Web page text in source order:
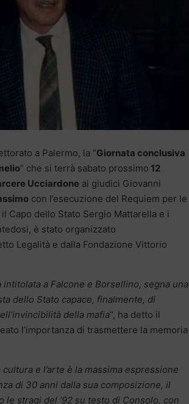
a Palermo, la “Giornata conclusiva
” che si terrà sabato prossimo 12
Ucciardone ai giudici Giovanni
con l’esecuzione del Requiem per le
Capo dello Stato Sergio Mattarella e i
è stato organizzato
Legalità e dalla Fondazione Vittorio
a Falcone e Borsellino, segna una
dello Stato capace, finalmente, di
della mafia“, ha detto il
l’importanza di trasmettere la memoria
e l’arte è la massima espressione
di 30 anni dalla sua composizione, il
stragi del ’92 su testo di Consolo, con